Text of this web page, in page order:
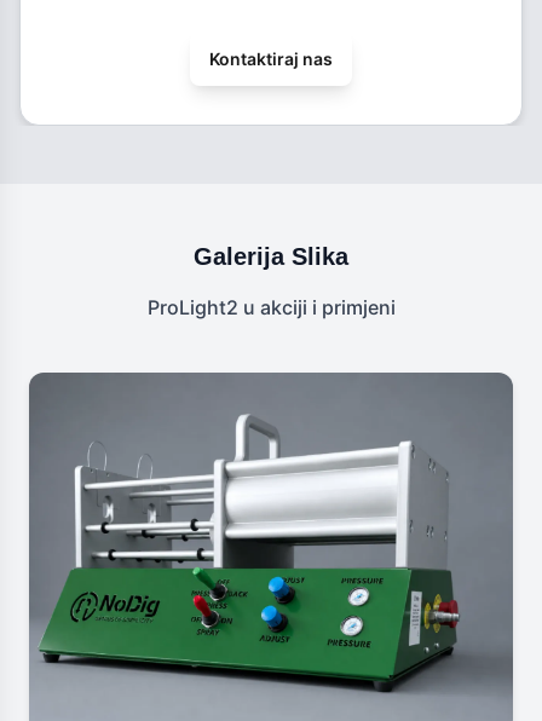
Kontaktiraj nas
Galerija Slika
ProLight2 u akciji i primjeni